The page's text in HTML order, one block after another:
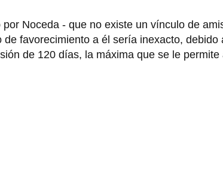
Noceda - que no existe un vínculo de
favorecimiento a él sería inexacto, debido
de 120 días, la máxima que se le permite